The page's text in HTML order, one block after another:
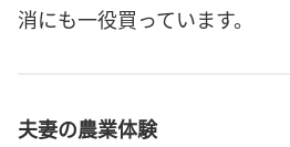
消にも一役買っています。
夫妻の農業体験